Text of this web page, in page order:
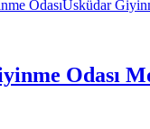
OdasıÜsküdar
Odası